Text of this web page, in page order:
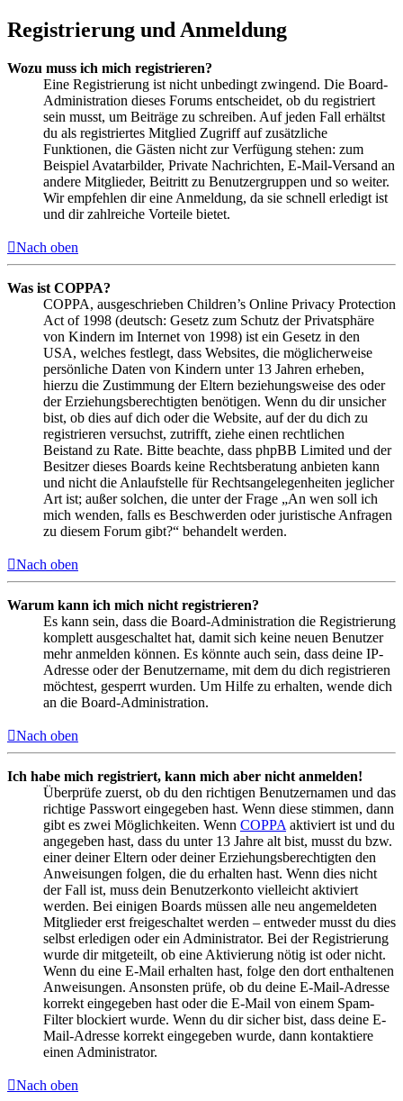
Registrierung und Anmeldung
Wozu muss ich mich registrieren?
Eine Registrierung ist nicht unbedingt zwingend. Die Board-
Administration dieses Forums entscheidet, ob du registriert
sein musst, um Beiträge zu schreiben. Auf jeden Fall erhältst
du als registriertes Mitglied Zugriff auf zusätzliche
Funktionen, die Gästen nicht zur Verfügung stehen: zum
Beispiel Avatarbilder, Private Nachrichten, E-Mail-Versand an
andere Mitglieder, Beitritt zu Benutzergruppen und so weiter.
Wir empfehlen dir eine Anmeldung, da sie schnell erledigt ist
und dir zahlreiche Vorteile bietet.
Nach oben
Was ist COPPA?
COPPA, ausgeschrieben Children’s Online Privacy Protection
Act of 1998 (deutsch: Gesetz zum Schutz der Privatsphäre
von Kindern im Internet von 1998) ist ein Gesetz in den
USA, welches festlegt, dass Websites, die möglicherweise
persönliche Daten von Kindern unter 13 Jahren erheben,
hierzu die Zustimmung der Eltern beziehungsweise des oder
der Erziehungsberechtigten benötigen. Wenn du dir unsicher
bist, ob dies auf dich oder die Website, auf der du dich zu
registrieren versuchst, zutrifft, ziehe einen rechtlichen
Beistand zu Rate. Bitte beachte, dass phpBB Limited und der
Besitzer dieses Boards keine Rechtsberatung anbieten kann
und nicht die Anlaufstelle für Rechtsangelegenheiten jeglicher
Art ist; außer solchen, die unter der Frage „An wen soll ich
mich wenden, falls es Beschwerden oder juristische Anfragen
zu diesem Forum gibt?“ behandelt werden.
Nach oben
Warum kann ich mich nicht registrieren?
Es kann sein, dass die Board-Administration die Registrierung
komplett ausgeschaltet hat, damit sich keine neuen Benutzer
mehr anmelden können. Es könnte auch sein, dass deine IP-
Adresse oder der Benutzername, mit dem du dich registrieren
möchtest, gesperrt wurden. Um Hilfe zu erhalten, wende dich
an die Board-Administration.
Nach oben
Ich habe mich registriert, kann mich aber nicht anmelden!
Überprüfe zuerst, ob du den richtigen Benutzernamen und das
richtige Passwort eingegeben hast. Wenn diese stimmen, dann
gibt es zwei Möglichkeiten. Wenn COPPA aktiviert ist und du
angegeben hast, dass du unter 13 Jahre alt bist, musst du bzw.
einer deiner Eltern oder deiner Erziehungsberechtigten den
Anweisungen folgen, die du erhalten hast. Wenn dies nicht
der Fall ist, muss dein Benutzerkonto vielleicht aktiviert
werden. Bei einigen Boards müssen alle neu angemeldeten
Mitglieder erst freigeschaltet werden – entweder musst du dies
selbst erledigen oder ein Administrator. Bei der Registrierung
wurde dir mitgeteilt, ob eine Aktivierung nötig ist oder nicht.
Wenn du eine E-Mail erhalten hast, folge den dort enthaltenen
Anweisungen. Ansonsten prüfe, ob du deine E-Mail-Adresse
korrekt eingegeben hast oder die E-Mail von einem Spam-
Filter blockiert wurde. Wenn du dir sicher bist, dass deine E-
Mail-Adresse korrekt eingegeben wurde, dann kontaktiere
einen Administrator.
Nach oben